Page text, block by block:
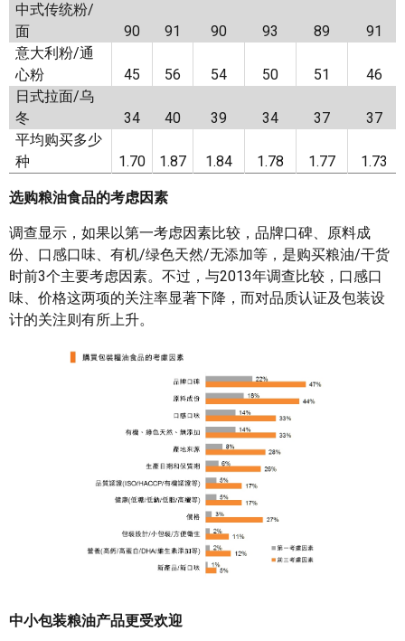
中式传统粉/
面
90 91 90 93 89
91
意大利粉/通
心粉
45 56 54 50 51
46
日式拉面/乌
冬
34 40 39 34 37
37
平均购买多少
种
1.70 1.87 1.84 1.78 1.77 1.73
选购粮油食品的考虑因素
调查显示，如果以第一考虑因素比较，品牌口碑、原料成
份、口感口味、有机/绿色天然/无添加等，是购买粮油/干货
时前3个主要考虑因素。不过，与2013年调查比较，口感口
味、价格这两项的关注率显著下降，而对品质认证及包装设
计的关注则有所上升。
中小包装粮油产品更受欢迎